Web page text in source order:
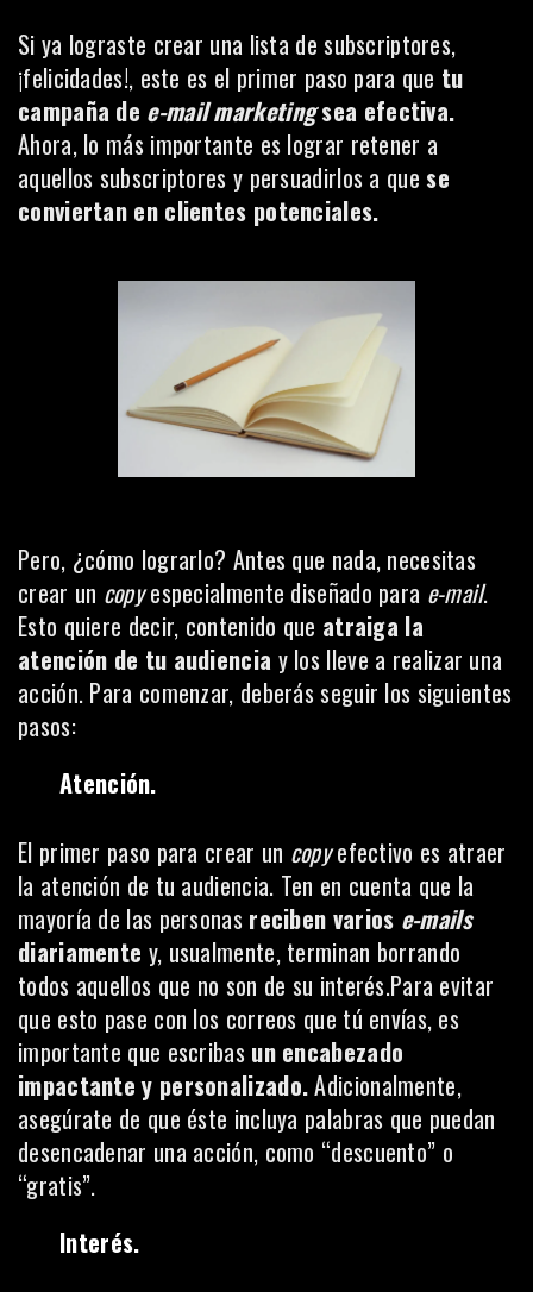
Si ya lograste crear una lista de subscriptores,
¡felicidades!, este es el primer paso para que tu
campaña de e-mail marketingsea efectiva.
Ahora, lo más importante es lograr retener a
aquellos subscriptores y persuadirlos a que se
conviertan en clientes potenciales.
Pero, ¿cómo lograrlo? Antes que nada, necesitas
crear un copyespecialmente diseñado para e-mail.
Esto quiere decir, contenido que atraiga la
atención de tu audiencia y los lleve a realizar una
acción. Para comenzar, deberás seguir los siguientes
pasos:
Atención.
El primer paso para crear un copyefectivo es atraer
la atención de tu audiencia. Ten en cuenta que la
mayoría de las personas reciben varios e-mails
diariamente y, usualmente, terminan borrando
todos aquellos que no son de su interés.Para evitar
que esto pase con los correos que tú envías, es
importante que escribas un encabezado
impactante y personalizado.Adicionalmente,
asegúrate de que éste incluya palabras que puedan
desencadenar una acción, como “descuento” o
“gratis”.
Interés.